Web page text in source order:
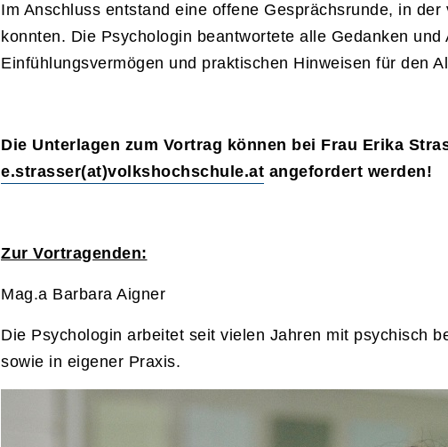
Im Anschluss entstand eine offene Gesprächsrunde, in
konnten. Die Psychologin beantwortete alle Gedanken und
Einfühlungsvermögen und praktischen Hinweisen für den
Die Unterlagen zum Vortrag können bei Frau Erika
e.strasser(at)volkshochschule.at angefordert werden!
Zur Vortragenden:
Mag.a Barbara Aigner
Die Psychologin arbeitet seit vielen Jahren mit psychisch
sowie in eigener Praxis.